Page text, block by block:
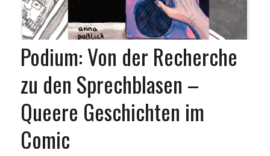
Podium: Von der Recherche
zu den Sprechblasen –
Queere Geschichten im
Comic